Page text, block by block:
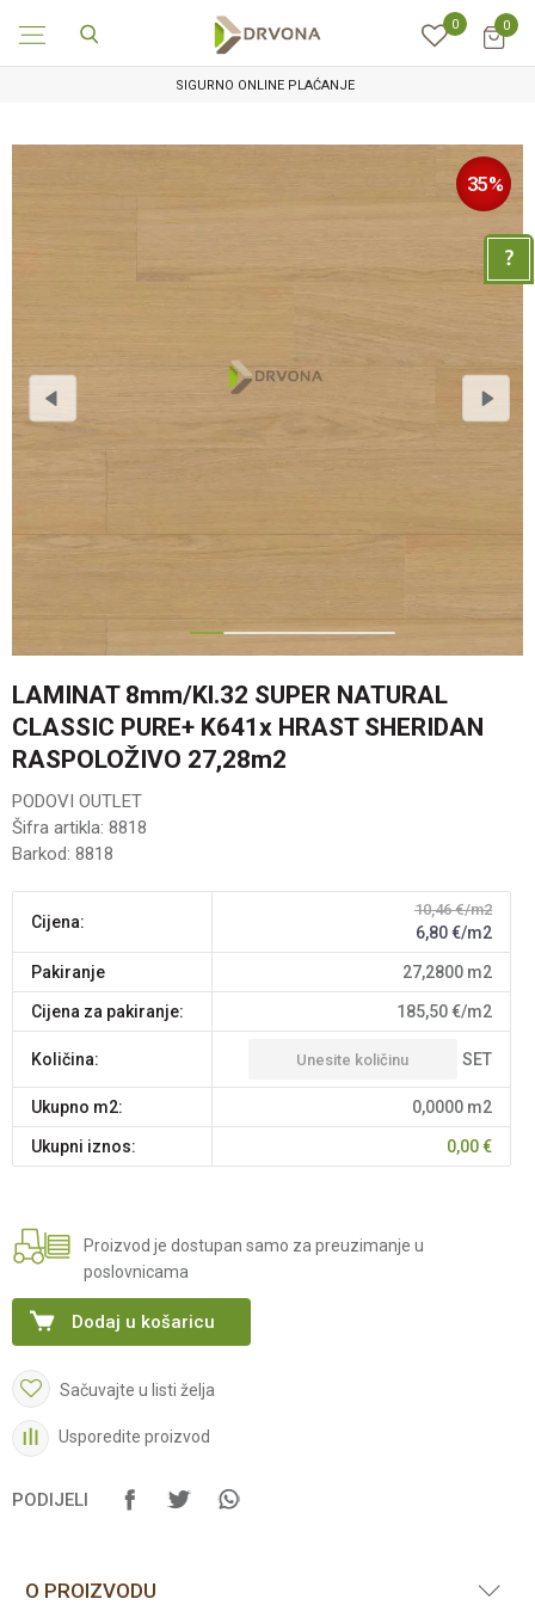
0 0
SIGURNO ONLINE PLAĆANJE
35%
LAMINAT 8mm/Kl.32 SUPER NATURAL
CLASSIC PURE+ K641x HRAST SHERIDAN
RASPOLOŽIVO 27,28m2
PODOVI OUTLET
Šifra artikla: 8818
Barkod: 8818
Cijena:
10,46 €/m2
6,80€/m2
pakiranje 27,2800 m2
Cijena za pakiranje: 185,50€/m2
Količina: SET
Ukupno m2: 0,0000 m2
Ukupni iznos: 0,00€
Proizvod je dostupan samo za preuzimanje u
poslovnicama
Dodaj u košaricu
Sačuvajte u listi želja
Usporedite proizvod
PODIJELI
O PROIZVODU